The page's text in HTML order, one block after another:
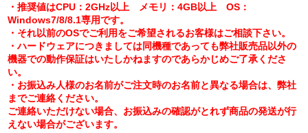
・推奨値はCPU：2GHz以上 メモリ：4GB以上 OS：
Windows7/8/8.1専用です。
・それ以前のOSでご利用をご希望されるお客様はご相談下さい。
・ハードウェアにつきましては同機種であっても弊社販売品以外の
機器での動作保証はいたしかねますのであらかじめご了承くださ
い。
・お振込み人様のお名前がご注文時のお名前と異なる場合は、弊社
までご連絡ください。
ご連絡いただけない場合、お振込みの確認がとれず商品の発送が行
えない場合がございます。